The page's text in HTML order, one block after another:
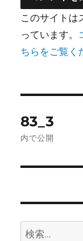
このサイト
っています。
ちらをご覧く
稿
ゲ
ー
83_3
内で公開
検